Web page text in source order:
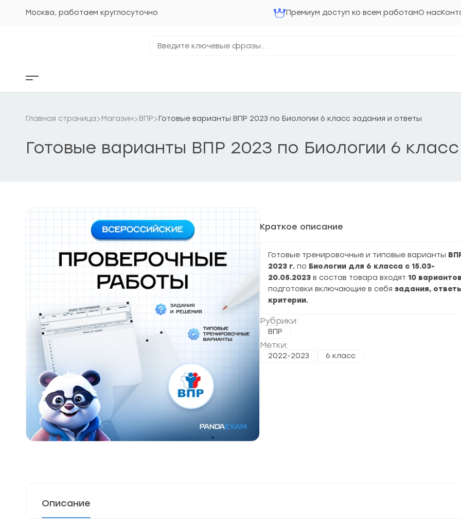
Москва, работаем круглосуточно Премиум доступ ко всем работамО нас
ключевые
Кнопка
бокового
Главная страница Магазин ВПР Готовые варианты ВПР 2023 по Биологии 6 класс задания и ответы
Готовые варианты ВПР 2023 по Биологии 6
Краткое описание
Готовые тренировочные и типовые варианты
2023 г. по Биологии для 6 класса с 15.03-
20.05.2023 в состав товара входят 10 вариантов
подготовки включающие в себя задания,
критерии.
Рубрики:
ВПР
Метки:
2022-2023 6 класс
Описание